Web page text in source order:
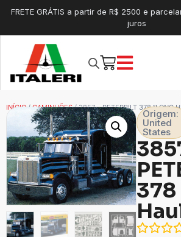
FRETE GRÁTIS a partir de R$ 2500 e
juros
INÍCIO/CAMINHÕES/ 3857 – PETERBILT 378 ”LONG
Origem:
United
States
378